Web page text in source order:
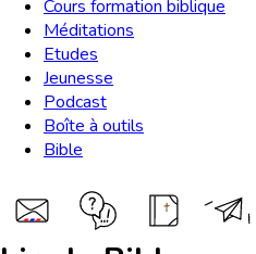
Cours formation biblique
Méditations
Etudes
Jeunesse
Podcast
Boîte à outils
Bible